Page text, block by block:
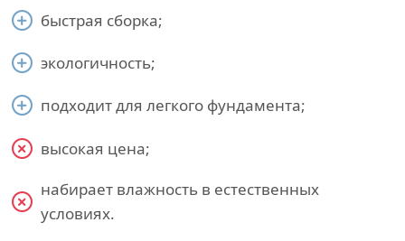
быстрая сборка;
экологичность;
подходит для легкого фундамента;
высокая цена;
набирает влажность в естественных
условиях.